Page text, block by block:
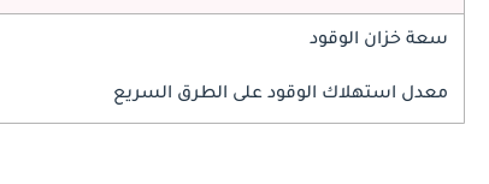
سعة خزان الوقود
معدل استهلاك الوقود على الطرق السريع